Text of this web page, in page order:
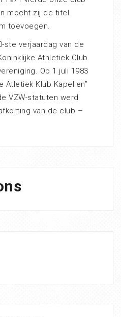
mocht zij de titel
toevoegen.
ste verjaardag van de
Athletiek Club
Op 1 juli 1983
Atletiek Klub Kapellen”
VZW-statuten werd
van de club –